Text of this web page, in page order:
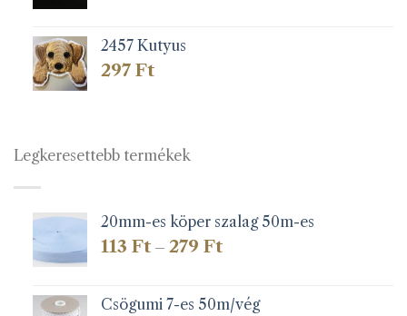
2457 Kutyus
297 Ft
Legkeresettebb termékek
20mm-es köper szalag 50m-es
113 Ft – 279 FtÁrtartomány:
279 Ft
Csögumi 7-es 50m/vég